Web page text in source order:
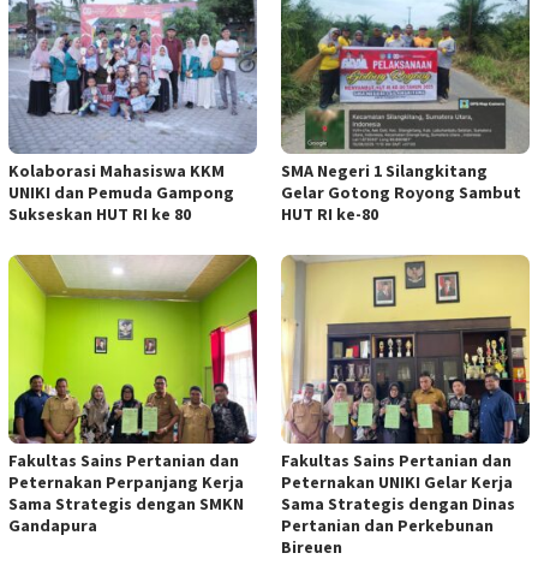
Kolaborasi Mahasiswa KKM
UNIKI dan Pemuda Gampong
Sukseskan HUT RI ke 80
SMA Negeri 1 Silangkitang
Gelar Gotong Royong Sambut
HUT RI ke-80
Fakultas Sains Pertanian dan
Peternakan Perpanjang Kerja
Sama Strategis dengan SMKN
Gandapura
Fakultas Sains Pertanian dan
Peternakan UNIKI Gelar Kerja
Sama Strategis dengan Dinas
Pertanian dan Perkebunan
Bireuen